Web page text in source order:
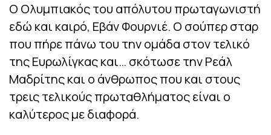
Ο Ολυμπιακός του απόλυτου πρωταγωνιστή
εδώ και καιρό, Εβάν Φουρνιέ. Ο σούπερ σταρ
που πήρε πάνω του την ομάδα στον τελικό
της Ευρωλίγκας και… σκότωσε την Ρεάλ
Μαδρίτης και ο άνθρωπος που και στους
τρεις τελικούς πρωταθλήματος είναι ο
καλύτερος με διαφορά.